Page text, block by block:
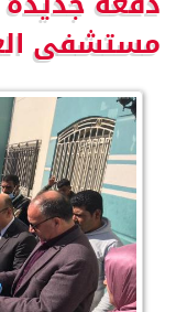
مستشفى